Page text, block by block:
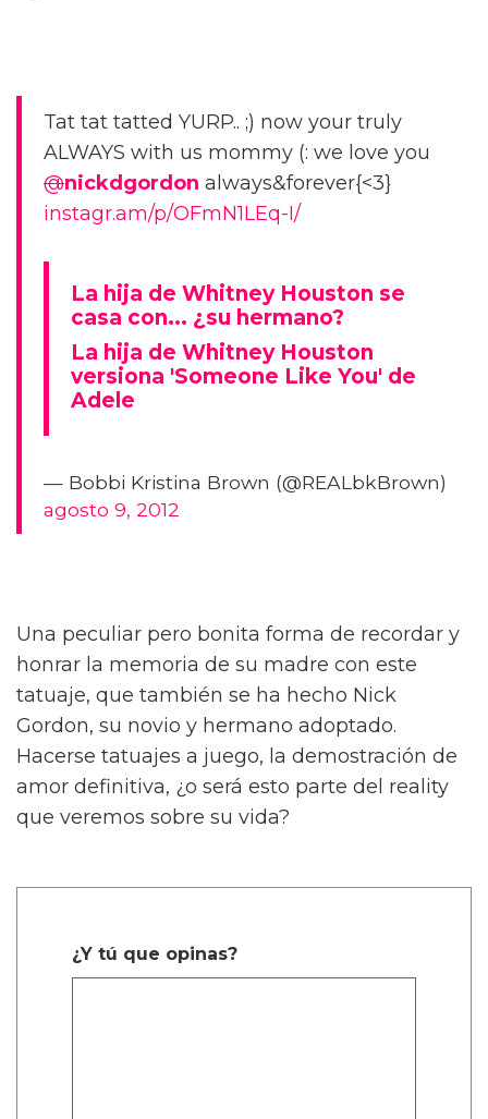
Tat tat tatted YURP.. ;) now your truly
ALWAYS with us mommy (: we love you
@nickdgordon always&forever{<3}
instagr.am/p/OFmN1LEq-I/
La hija de Whitney Houston se
casa con... ¿su hermano?
La hija de Whitney Houston
versiona 'Someone Like You' de
Adele
— Bobbi Kristina Brown (@REALbkBrown)
agosto 9, 2012
Una peculiar pero bonita forma de recordar y
honrar la memoria de su madre con este
tatuaje, que también se ha hecho Nick
Gordon, su novio y hermano adoptado.
Hacerse tatuajes a juego, la demostración de
amor definitiva, ¿o será esto parte del reality
que veremos sobre su vida?
¿Y tú que opinas?